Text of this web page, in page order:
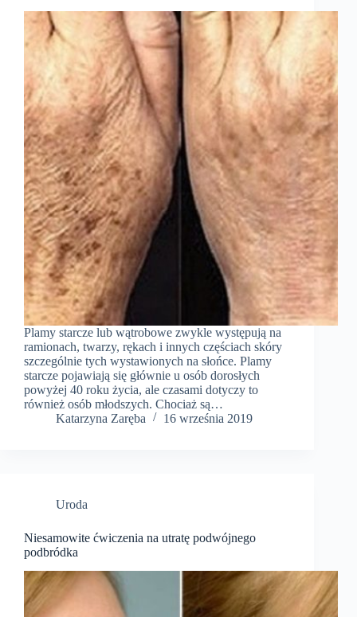
Plamy starcze lub wątrobowe zwykle występują na
ramionach, twarzy, rękach i innych częściach skóry
szczególnie tych wystawionych na słońce. Plamy
starcze pojawiają się głównie u osób dorosłych
powyżej 40 roku życia, ale czasami dotyczy to
również osób młodszych. Chociaż są…
Katarzyna Zaręba
16 września 2019
Uroda
Niesamowite ćwiczenia na utratę podwójnego
podbródka